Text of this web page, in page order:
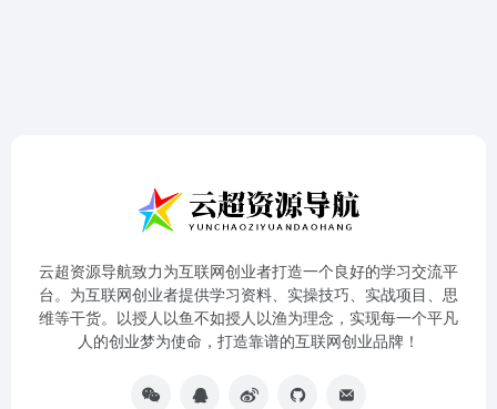
云超资源导航致力为互联网创业者打造一个良好的学习交流平
台。为互联网创业者提供学习资料、实操技巧、实战项目、思
维等干货。以授人以鱼不如授人以渔为理念，实现每一个平凡
人的创业梦为使命，打造靠谱的互联网创业品牌！